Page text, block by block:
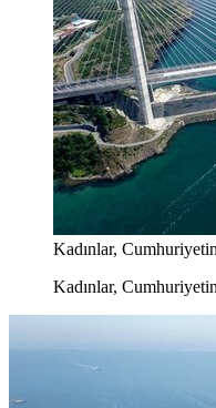
Kadınlar,
Kadınlar,